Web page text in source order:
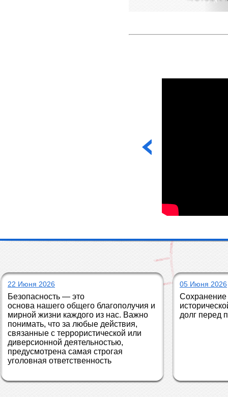
22 Июня 2026
Безопасность — это
основа нашего общего благополучия и
мирной жизни каждого из нас. Важно
понимать, что за любые действия,
связанные с террористической или
диверсионной деятельностью,
предусмотрена самая строгая
уголовная ответственность
05 Июня 2026
Сохранение
долг перед